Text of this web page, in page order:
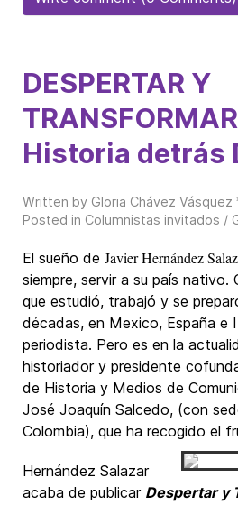
DESPERTAR Y
Historia detrás
Written by Gloria Chávez Vásquez
Posted in Columnistas invitados /
El sueño de Javier Hernández
siempre, servir a su país nativo.
que estudió, trabajó y se
décadas, en Mexico, España e
periodista. Pero es en la
historiador y presidente
de Historia y Medios de
José Joaquín Salcedo, (con
Colombia), que ha recogido el
Hernández Salazar
acaba de publicar Despertar y